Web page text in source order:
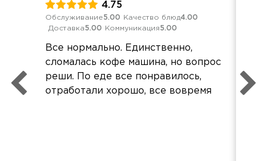
4.75
Обслуживание5.00 Качество блюд4.00
Доставка5.00 Коммуникация5.00
Все нормально. Единственно,
сломалась кофе машина, но вопрос
реши. По еде все понравилось,
отработали хорошо, все вовремя